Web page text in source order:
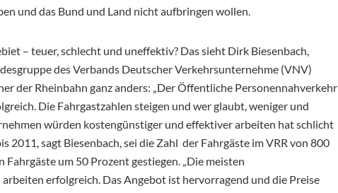
und das Bund und Land nicht aufbringen wollen.
– teuer, schlecht und uneffektiv? Das sieht Dirk Biesenbach,
des Verbands Deutscher Verkehrsunternehme (VNV)
der Rheinbahn ganz anders: „Der Öffentliche Personennahverkehr
Die Fahrgastzahlen steigen und wer glaubt, weniger und
würden kostengünstiger und effektiver arbeiten hat schlicht
2011, sagt Biesenbach, sei die Zahl der Fahrgäste im VRR von 800
um 50 Prozent gestiegen. „Die meisten
erfolgreich. Das Angebot ist hervorragend und die Preise